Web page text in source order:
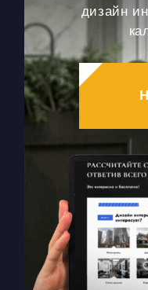
дизайн